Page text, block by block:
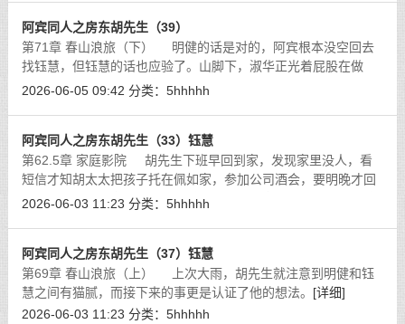
阿宾同人之房东胡先生（39）
第71章 春山浪旅（下） 明健的话是对的，阿宾根本没空回去
找钰慧，但钰慧的话也应验了。山脚下，淑华正光着屁股在做
爱。光着屁股可不是形容词，光着屁股是说她衣服都还完好，只
2026-06-05 09:42 分类： 5hhhhh
阿宾同人之房东胡先生（33）钰慧
第62.5章 家庭影院 胡先生下班早回到家，发现家里没人，看
短信才知胡太太把孩子托在佩如家，参加公司酒会，要明晚才回
来。一个人闲在家的胡先生倍感无聊，又怀念起钰慧的美穴，鸡
2026-06-03 11:23 分类： 5hhhhh
阿宾同人之房东胡先生（37）钰慧
第69章 春山浪旅（上） 上次大雨，胡先生就注意到明健和钰
慧之间有猫腻，而接下来的事更是认证了他的想法。 [详细]
2026-06-03 11:23 分类： 5hhhhh